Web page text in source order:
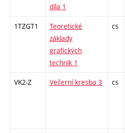
díla 1
1TZGT1
Teoretické
základy
grafických
technik 1
cs
VK2-Z Večerní kresba 3 cs